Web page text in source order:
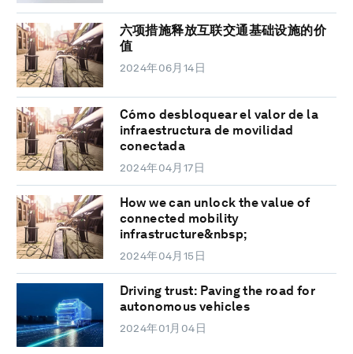
六项措施释放互联交通基础设施的价
值
2024年06月14日
Cómo desbloquear el valor de la
infraestructura de movilidad
conectada
2024年04月17日
How we can unlock the value of
connected mobility
infrastructure&nbsp;
2024年04月15日
Driving trust: Paving the road for
autonomous vehicles
2024年01月04日